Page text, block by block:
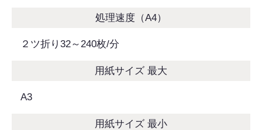
処理速度（A4）
２ツ折り32～240枚/分
用紙サイズ 最大
A3
用紙サイズ 最小